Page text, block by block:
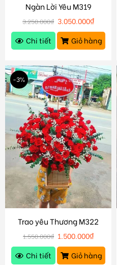
Ngàn Lời Yêu M319
3.250.000₫ 3.050.000₫
Chi tiết
Giỏ hàng
-3%
Trao yêu Thương M322
1.550.000₫ 1.500.000₫
Chi tiết
Giỏ hàng